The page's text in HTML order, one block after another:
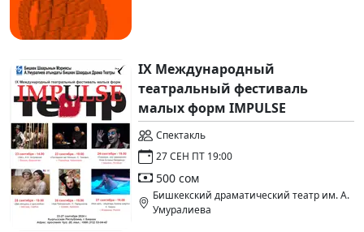
IX Международный
театральный фестиваль
малых форм IMPULSE
Спектакль
27 СЕН ПТ 19:00
500 сом
Бишкекский драматический театр им. А.
Умуралиева